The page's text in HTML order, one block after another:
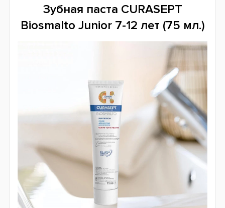
Зубная паста CURASEPT
Biosmalto Junior 7-12 лет (75 мл.)